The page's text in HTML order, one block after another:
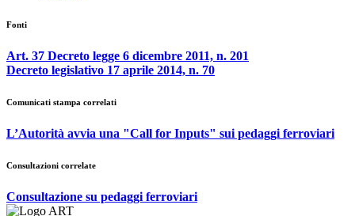
Fonti
Art. 37 Decreto legge 6 dicembre 2011, n. 201
Decreto legislativo 17 aprile 2014, n. 70
Comunicati stampa correlati
L’Autorità avvia una "Call for Inputs" sui pedaggi ferroviari
Consultazioni correlate
Consultazione su pedaggi ferroviari